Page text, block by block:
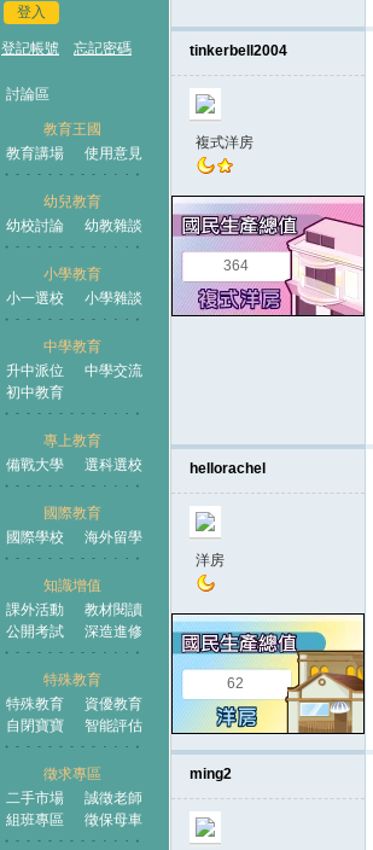
登入
登記帳號 忘記密碼
討論區
教育王國
教育講場
使用意見
幼兒教育
幼校討論
幼教雜談
小學教育
小一選校
小學雜談
中學教育
升中派位
中學交流
初中教育
專上教育
備戰大學
選科選校
國際教育
國際學校
海外留學
知識增值
課外活動
教材閱讀
公開考試
深造進修
特殊教育
特殊教育
資優教育
自閉寶寶
智能評估
徵求專區
二手市場
誠徵老師
組班專區
徵保母車
王國
tinkerbell2004
複式洋房
364
hellorachel
洋房
62
ming2